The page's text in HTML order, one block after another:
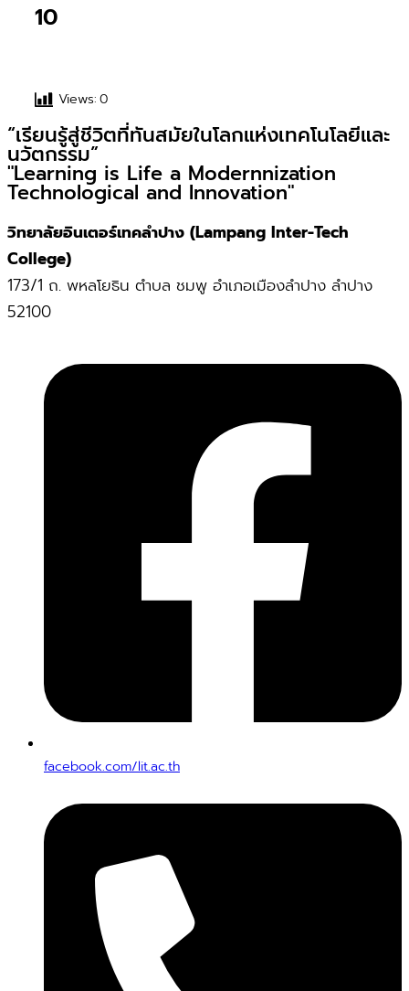
10
Views:0
“เรียนรู้สู่ชีวิตที่ทันสมัยในโลกแห่งเทคโนโลยีและ
นวัตกรรม”
"Learning is Life a Modernnization
Technological and Innovation"
วิทยาลัยอินเตอร์เทคลำปาง (Lampang Inter-Tech
College)
173/1 ถ. พหลโยธิน ตำบล ชมพู อำเภอเมืองลำปาง ลำปาง
52100
facebook.com/lit.ac.th